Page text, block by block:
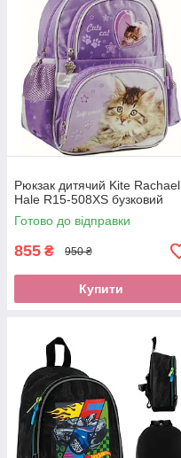
Рюкзак дитячий Kite Rachael
Hale R15-508XS бузковий
Готово до відправки
855 ₴ 950 ₴
Купити